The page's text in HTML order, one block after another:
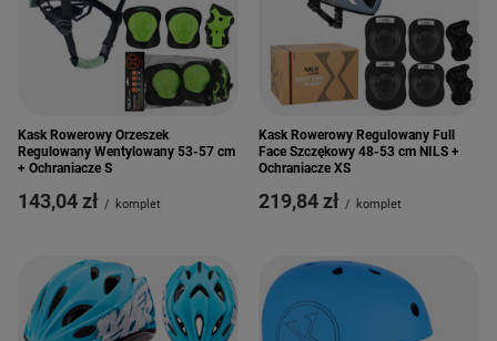
Kask Rowerowy Orzeszek
Regulowany Wentylowany 53-57 cm
+ Ochraniacze S
143,04 zł / komplet
Kask Rowerowy Regulowany Full
Face Szczękowy 48-53 cm NILS +
Ochraniacze XS
219,84 zł / komplet